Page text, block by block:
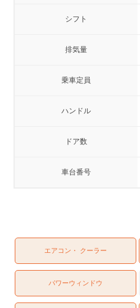
シフト
排気量
乗車定員
ハンドル
ドア数
車台番号
エアコン・ クーラー
パワーウィンドウ